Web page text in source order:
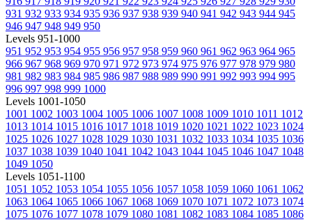
931 932 933 934 935 936 937 938 939 940 941 942 943 944 945
946 947 948 949 950
Levels 951-1000
951 952 953 954 955 956 957 958 959 960 961 962 963 964 965
966 967 968 969 970 971 972 973 974 975 976 977 978 979 980
981 982 983 984 985 986 987 988 989 990 991 992 993 994 995
996 997 998 999 1000
Levels 1001-1050
1001 1002 1003 1004 1005 1006 1007 1008 1009 1010 1011 1012
1013 1014 1015 1016 1017 1018 1019 1020 1021 1022 1023 1024
1025 1026 1027 1028 1029 1030 1031 1032 1033 1034 1035 1036
1037 1038 1039 1040 1041 1042 1043 1044 1045 1046 1047 1048
1049 1050
Levels 1051-1100
1051 1052 1053 1054 1055 1056 1057 1058 1059 1060 1061 1062
1063 1064 1065 1066 1067 1068 1069 1070 1071 1072 1073 1074
1075 1076 1077 1078 1079 1080 1081 1082 1083 1084 1085 1086